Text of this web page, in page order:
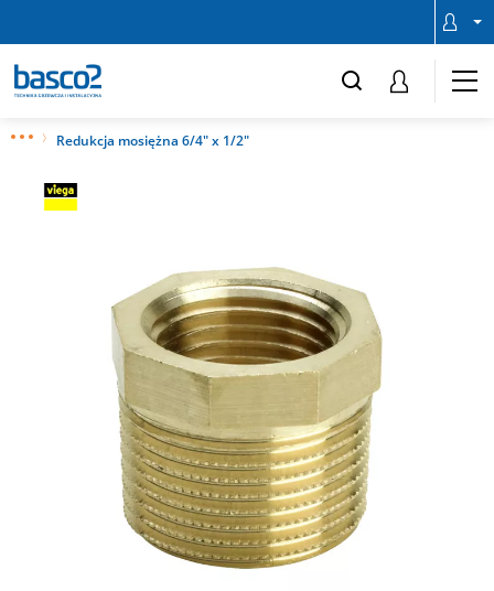
Redukcja mosiężna 6/4" x 1/2"